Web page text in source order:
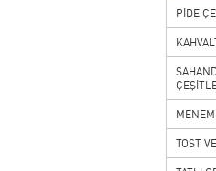
PİDE
TOST